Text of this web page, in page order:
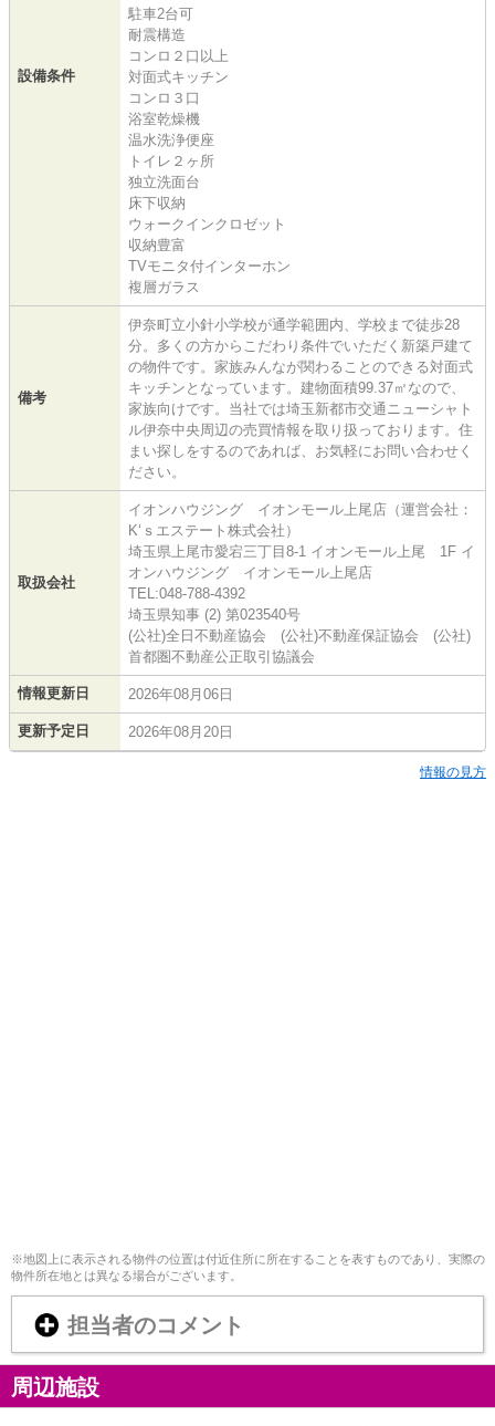
設備条件
駐車2台可
耐震構造
コンロ２口以上
対面式キッチン
コンロ３口
浴室乾燥機
温水洗浄便座
トイレ２ヶ所
独立洗面台
床下収納
ウォークインクロゼット
収納豊富
TVモニタ付インターホン
複層ガラス
備考
伊奈町立小針小学校が通学範囲内、学校まで徒歩28
分。多くの方からこだわり条件でいただく新築戸建て
の物件です。家族みんなが関わることのできる対面式
キッチンとなっています。建物面積99.37㎡なので、
家族向けです。当社では埼玉新都市交通ニューシャト
ル伊奈中央周辺の売買情報を取り扱っております。住
まい探しをするのであれば、お気軽にお問い合わせく
ださい。
取扱会社
イオンハウジング イオンモール上尾店（運営会社：
K‘ｓエステート株式会社）
埼玉県上尾市愛宕三丁目8-1 イオンモール上尾 1F イ
オンハウジング イオンモール上尾店
TEL:048-788-4392
埼玉県知事 (2) 第023540号
(公社)全日不動産協会 (公社)不動産保証協会 (公社)
首都圏不動産公正取引協議会
情報更新日 2026年08月06日
更新予定日 2026年08月20日
情報の見方
※地図上に表示される物件の位置は付近住所に所在することを表すものであり、実際の
物件所在地とは異なる場合がございます。
担当者のコメント
周辺施設